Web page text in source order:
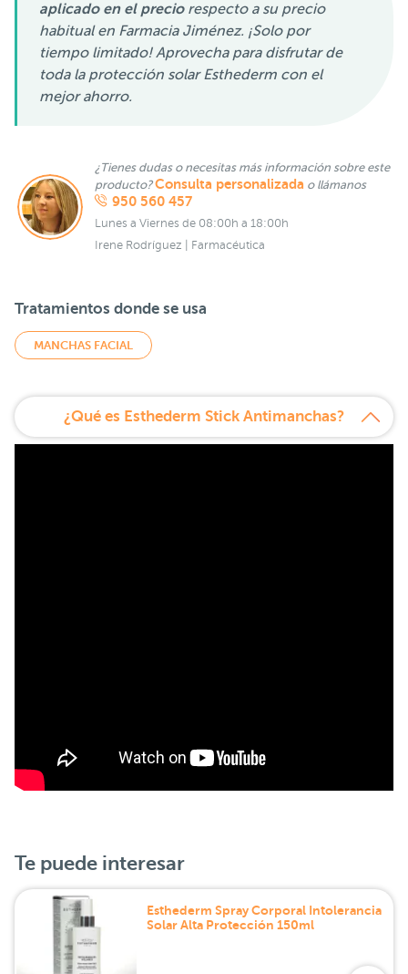
aplicado en el preciorespecto a su precio
habitual en Farmacia Jiménez. ¡Solo por
tiempo limitado! Aprovecha para disfrutar de
toda la protección solar Esthederm con el
mejor ahorro.
¿Tienes dudas o necesitas más información sobre este
producto?Consulta personalizada o llámanos
950 560 457
Lunes a Viernes de 08:00h a 18:00h
Irene Rodríguez | Farmacéutica
Tratamientos donde se usa
MANCHAS FACIAL
¿Qué es Esthederm Stick Antimanchas?
Te puede interesar
Esthederm Spray Corporal Intolerancia
Solar Alta Protección 150ml